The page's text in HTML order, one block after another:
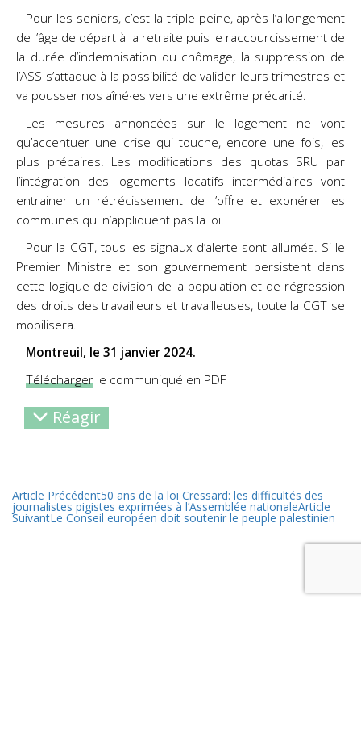
Pour les seniors, c’est la triple peine, après l’allongement
de l’âge de départ à la retraite puis le raccourcissement de
la durée d’indemnisation du chômage, la suppression de
l’ASS s’attaque à la possibilité de valider leurs trimestres et
va pousser nos aîné·es vers une extrême précarité.
Les mesures annoncées sur le logement ne vont
qu’accentuer une crise qui touche, encore une fois, les
plus précaires. Les modifications des quotas SRU par
l’intégration des logements locatifs intermédiaires vont
entrainer un rétrécissement de l’offre et exonérer les
communes qui n’appliquent pas la loi.
Pour la CGT, tous les signaux d’alerte sont allumés. Si le
Premier Ministre et son gouvernement persistent dans
cette logique de division de la population et de régression
des droits des travailleurs et travailleuses, toute la CGT se
mobilisera.
Montreuil, le 31 janvier 2024.
Télécharger le communiqué en PDF
Réagir
Article Précédent50 ans de la loi Cressard: les difficultés des
journalistes pigistes exprimées à l’Assemblée nationaleArticle
SuivantLe Conseil européen doit soutenir le peuple palestinien